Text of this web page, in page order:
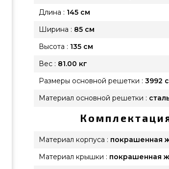
Длина : 145 см
Ширина : 85 см
Высота : 135 см
Вес : 81.00 кг
Размеры основной решетки : 3992
Материал основной решетки :
Материал корпуса : покрашенная
Материал крышки : покрашенная